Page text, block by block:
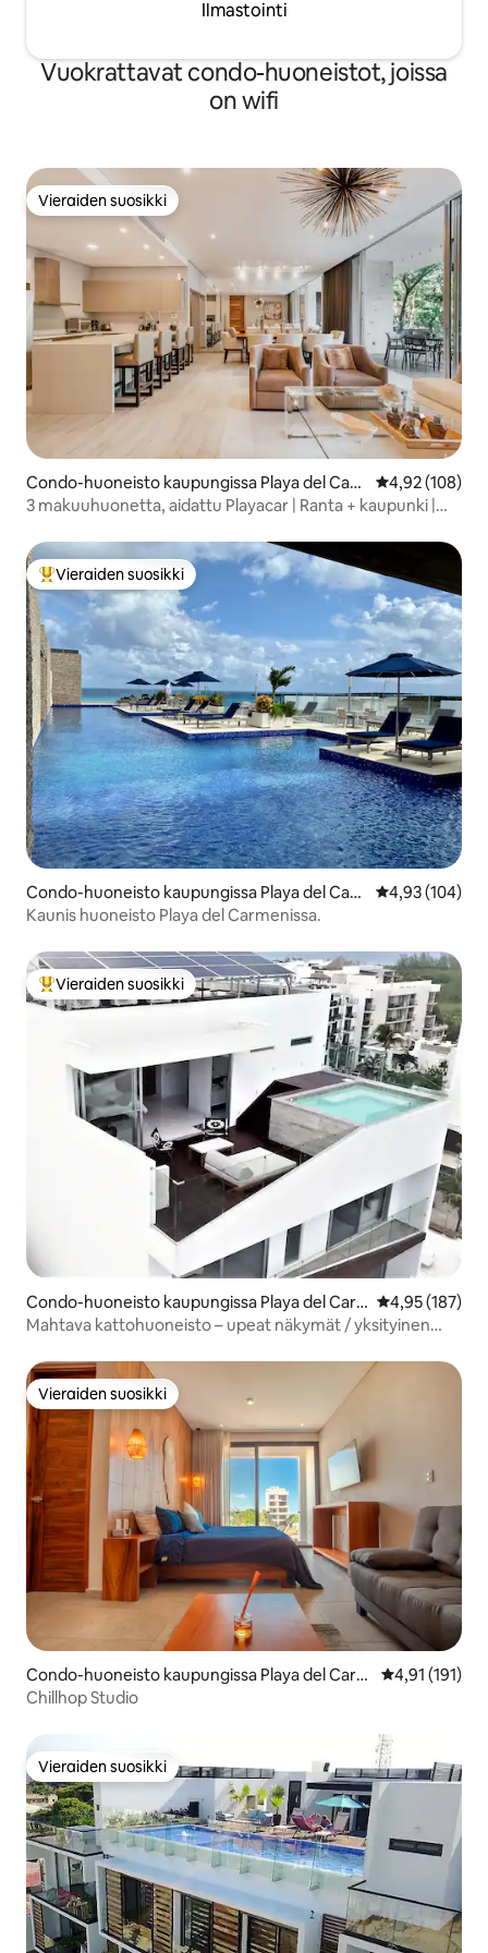
Ilmastointi
Vuokrattavat condo-huoneistot, joissa
on wifi
Vieraiden suosikki
Vieraiden suosikki
Condo-huoneisto kaupungissa Playa del Car
men
4,92 (108)
3 makuuhuonetta, aidattu Playacar | Ranta + kaupunki |
Vieraiden suosikkien parhaimmistoa
Vieraiden suosikki
Condo-huoneisto kaupungissa Playa del Car
men
4,93 (104)
Kaunis huoneisto Playa del Carmenissa.
Vieraiden suosikkien parhaimmistoa
Vieraiden suosikki
Condo-huoneisto kaupungissa Playa del Car
men
4,95 (187)
Mahtava kattohuoneisto – upeat näkymät / yksityinen
Vieraiden suosikki
Vieraiden suosikki
Condo-huoneisto kaupungissa Playa del Carm
en
4,91 (191)
Chillhop Studio
Vieraiden suosikki
Vieraiden suosikki